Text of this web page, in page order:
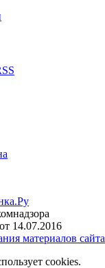
14.07.2016
материалов сайта
cookies.